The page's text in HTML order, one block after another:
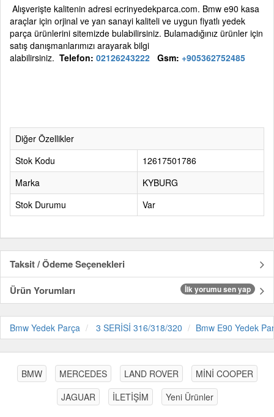
Alışverişte kalitenin adresi ecrinyedekparca.com. Bmw e90 kasa
araçlar için orjinal ve yan sanayi kaliteli ve uygun fiyatlı yedek
parça ürünlerini sitemizde bulabilirsiniz. Bulamadığınız ürünler için
satış danışmanlarımızı arayarak bilgi
alabilirsiniz. Telefon: 02126243222 Gsm: +905362752485
Diğer Özellikler
Stok Kodu
12617501786
Marka
KYBURG
Stok Durumu
Var
Taksit / Ödeme Seçenekleri
Ürün Yorumları
İlk yorumu sen yap
Bmw Yedek Parça 3 SERİSİ 316/318/320 Bmw E90 Yedek
BMW MERCEDES LAND ROVER
MİNİ COOPER
JAGUAR
İLETİŞİM Yeni Ürünler